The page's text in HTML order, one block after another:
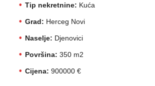
Tip nekretnine: Kuća
Grad: Herceg Novi
Naselje: Djenovici
Površina: 350 m2
Cijena: 900000 €